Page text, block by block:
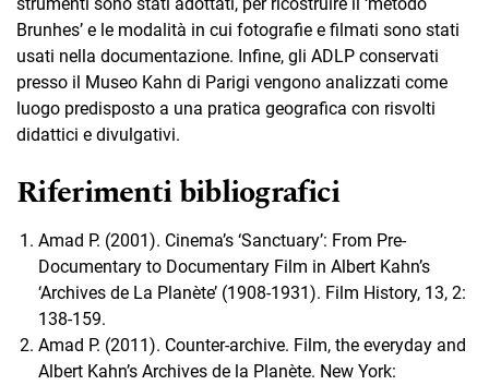
Brunhes’ e le modalità in cui fotografie e filmati sono stati
usati nella documentazione. Infine, gli ADLP conservati
presso il Museo Kahn di Parigi vengono analizzati come
luogo predisposto a una pratica geografica con risvolti
didattici e divulgativi.
Riferimenti bibliografici
Amad P. (2001). Cinema’s ‘Sanctuary’: From Pre-
Documentary to Documentary Film in Albert Kahn’s
‘Archives de La Planète’ (1908-1931). Film History, 13, 2:
138-159.
Amad P. (2011). Counter-archive. Film, the everyday and
Albert Kahn’s Archives de la Planète. New York: